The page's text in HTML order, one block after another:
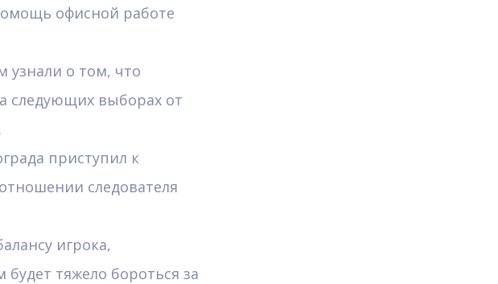
офисной работе
узнали о том, что
следующих выборах от
приступил к
следователя
игрока,
тяжело бороться за